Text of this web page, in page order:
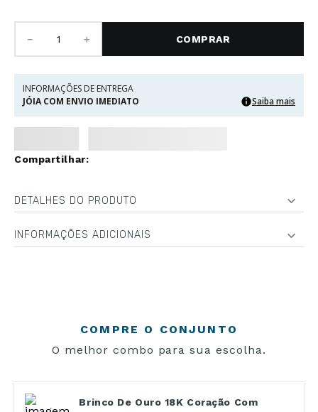
＋
－ COMPRAR
INFORMAÇÕES DE ENTREGA
JÓIA COM ENVIO IMEDIATO
Saiba mais
DETALHES DO PRODUTO
INFORMAÇÕES ADICIONAIS
COMPRE O CONJUNTO
O melhor combo para sua escolha.
Brinco De Ouro 18K Coração Com